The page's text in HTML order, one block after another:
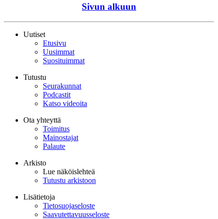
Sivun alkuun
Uutiset
Etusivu
Uusimmat
Suosituimmat
Tutustu
Seurakunnat
Podcastit
Katso videoita
Ota yhteyttä
Toimitus
Mainostajat
Palaute
Arkisto
Lue näköislehteä
Tutustu arkistoon
Lisätietoja
Tietosuojaseloste
Saavutettavuusseloste